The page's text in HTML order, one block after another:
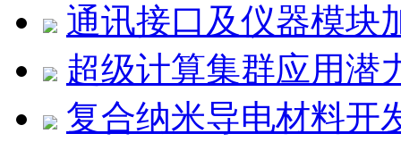
通讯接口及仪器模块
超级计算集群应用潜
复合纳米导电材料开